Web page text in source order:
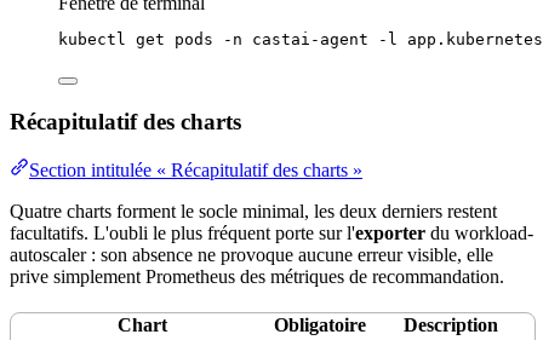
kubectl get pods -n castai-agent -l
Récapitulatif des charts
Section intitulée « Récapitulatif des charts »
Quatre charts forment le socle minimal, les deux derniers restent
facultatifs. L'oubli le plus fréquent porte sur l'exporter du workload-
autoscaler : son absence ne provoque aucune erreur visible, elle
prive simplementPrometheus des métriques de recommandation.
Chart Obligatoire Description